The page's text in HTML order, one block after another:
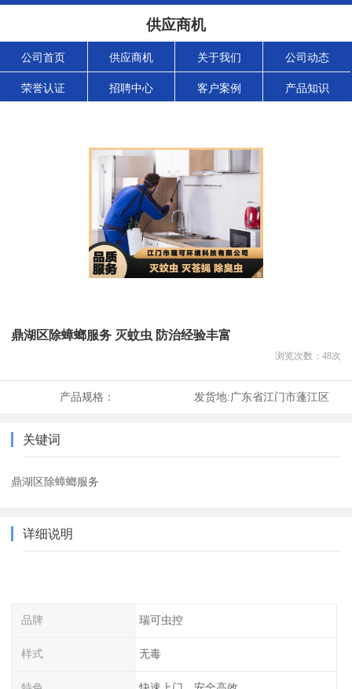
供应商机
公司首页 供应商机 关于我们 公司动态
荣誉认证 招聘中心 客户案例 产品知识
鼎湖区除蟑螂服务 灭蚊虫 防治经验丰富
浏览次数： 48次
产品规格： 发货地:广东省江门市蓬江区
关键词
鼎湖区除蟑螂服务
详细说明
品牌 瑞可虫控
样式 无毒